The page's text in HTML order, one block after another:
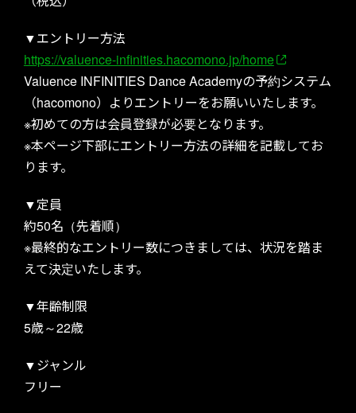
TICKET
▼エントリー方法
https://valuence-infinities.hacomono.jp/home
Valuence INFINITIES Dance Academyの予約システム
（hacomono）よりエントリーをお願いいたします。
※初めての方は会員登録が必要となります。
※本ページ下部にエントリー方法の詳細を記載してお
ります。
▼定員
約50名（先着順）
※最終的なエントリー数につきましては、状況を踏ま
えて決定いたします。
▼年齢制限
5歳～22歳
▼ジャンル
フリー